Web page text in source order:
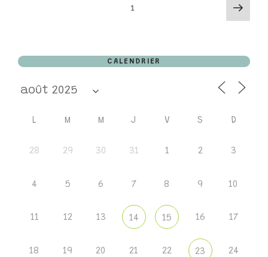
PAGINATION
PUBLICATIONS
Page1
Page
CALENDRIER
L M M J V S D
28 29 30 31 1 2 3
4 5 6 7 8 9 10
11 12 13 14 15 16 17
18 19 20 21 22 23 24